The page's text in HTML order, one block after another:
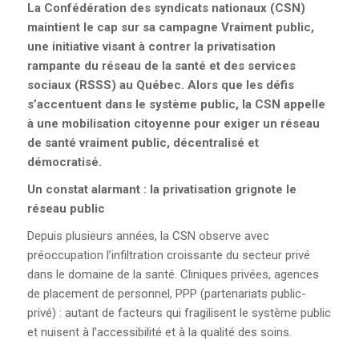
La Confédération des syndicats nationaux (CSN)
maintient le cap sur sa campagne Vraiment public,
une initiative visant à contrer la privatisation
rampante du réseau de la santé et des services
sociaux (RSSS) au Québec. Alors que les défis
s’accentuent dans le système public, la CSN appelle
à une mobilisation citoyenne pour exiger un réseau
de santé vraiment public, décentralisé et
démocratisé.
Un constat alarmant : la privatisation grignote le
réseau public
Depuis plusieurs années, la CSN observe avec
préoccupation l’infiltration croissante du secteur privé
dans le domaine de la santé. Cliniques privées, agences
de placement de personnel, PPP (partenariats public-
privé) : autant de facteurs qui fragilisent le système public
et nuisent à l’accessibilité et à la qualité des soins.